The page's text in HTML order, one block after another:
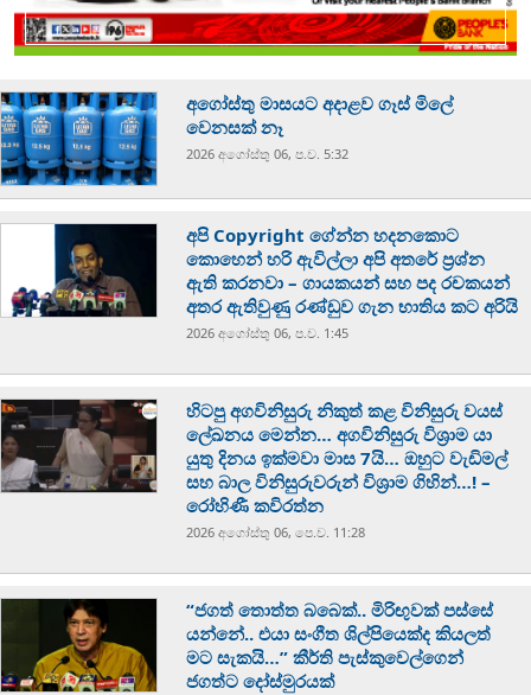
අගෝස්තු මාසයට අදාළව ගෑස් මිලේ
වෙනසක් නෑ
2026 අගෝස්‍තු 06, ප.ව. 5:32
අපි Copyright ගේන්න හදනකොට
කොහෙන් හරි ඇවිල්ලා අපි අතරේ ප්‍රශ්න
ඇති කරනවා – ගායකයන් සහ පද රචකයන්
අතර ඇතිවුණු රණ්ඩුව ගැන භාතිය කට අරියි
2026 අගෝස්‍තු 06, ප.ව. 1:45
හිටපු අගවිනිසුරු නිකුත් කළ විනිසුරු වයස්
ලේඛනය මෙන්න… අගවිනිසුරු විශ්‍රාම යා
යුතු දිනය ඉක්මවා මාස 7යි… ඔහුට වැඩිමල්
සහ බාල විනිසුරුවරුන් විශ්‍රාම ගිහින්…! –
රෝහිණී කවිරත්න
2026 අගෝස්‍තු 06, පෙ.ව. 11:28
“ජගත් තොත්ත බබෙක්.. මිරිඟුවක් පස්සේ
යන්නේ.. එයා සංගීත ශිල්පියෙක්ද කියලත්
මට සැකයි…” කීර්ති පැස්කුවෙල්ගෙන්
ජගත්ට දෝස්මුරයක්